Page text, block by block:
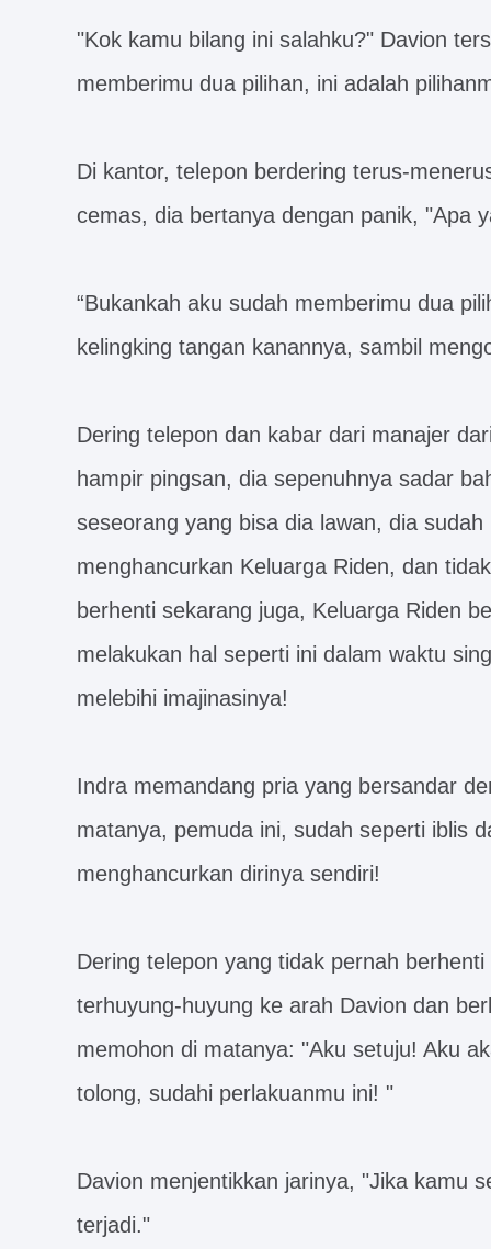
"Kok kamu bilang ini salahku?" Davion
memberimu dua pilihan, ini adalah
Di kantor, telepon berdering terus-
cemas, dia bertanya dengan panik, "Apa
“Bukankah aku sudah memberimu dua
kelingking tangan kanannya, sambil
Dering telepon dan kabar dari manajer
hampir pingsan, dia sepenuhnya sadar
seseorang yang bisa dia lawan, dia
menghancurkan Keluarga Riden, dan
berhenti sekarang juga, Keluarga Riden
melakukan hal seperti ini dalam waktu
melebihi imajinasinya!
Indra memandang pria yang bersandar
matanya, pemuda ini, sudah seperti iblis
menghancurkan dirinya sendiri!
Dering telepon yang tidak pernah
terhuyung-huyung ke arah Davion dan
memohon di matanya: "Aku setuju! Aku
tolong, sudahi perlakuanmu ini! "
Davion menjentikkan jarinya, "Jika kamu
terjadi."